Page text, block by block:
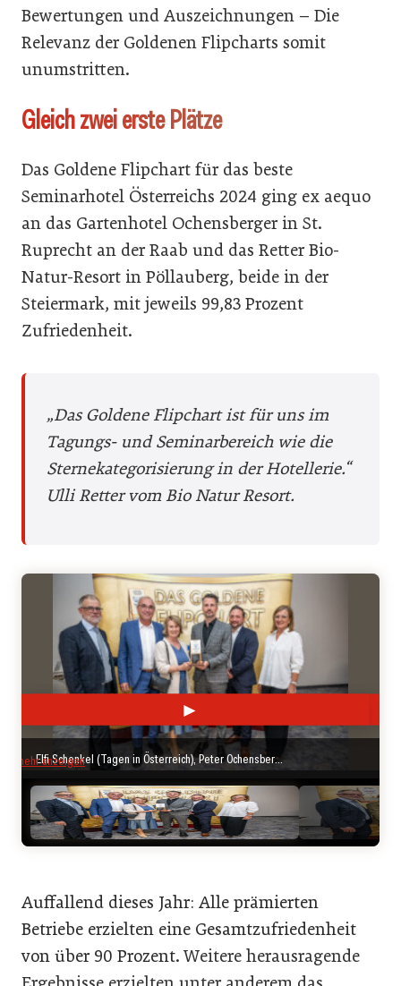
Bewertungen und Auszeichnungen – Die
Relevanz der Goldenen Flipcharts somit
unumstritten.
Gleich zwei erste Plätze
Das Goldene Flipchart für das beste
Seminarhotel Österreichs 2024 ging ex aequo
an das Gartenhotel Ochensberger in St.
Ruprecht an der Raab und das Retter Bio-
Natur-Resort in Pöllauberg, beide in der
Steiermark, mit jeweils 99,83 Prozent
Zufriedenheit.
„Das Goldene Flipchart ist für uns im
Tagungs- und Seminarbereich wie die
Sternekategorisierung in der Hotellerie.“
Ulli Retter vom Bio Natur Resort.
Elfi Schenkel (Tagen in Österreich), Peter Ochensberger, Astrid Ochensberger, Andreas Hofer, Georg Lorenz (Gartenhotel Ochensberger), Thomas Wolfsegger (Tagen in Österreich) ©Tagen in Österreich/APA/Fessl
mehr anzeigen
►
Auffallend dieses Jahr: Alle prämierten
Betriebe erzielten eine Gesamtzufriedenheit
von über 90 Prozent.Weitere herausragende